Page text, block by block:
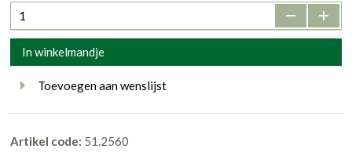
- +
In winkelmandje
Toevoegen aan wenslijst
Artikel code: 51.2560